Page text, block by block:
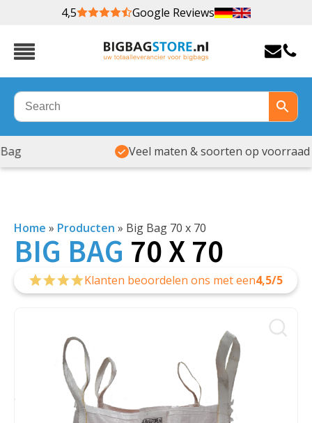
4,5 Google Reviews
Veel maten & soorten op voorraad
Home » Producten » Big Bag 70 x 70
BIG BAG 70 X 70
Klanten beoordelen ons met een4,5/5